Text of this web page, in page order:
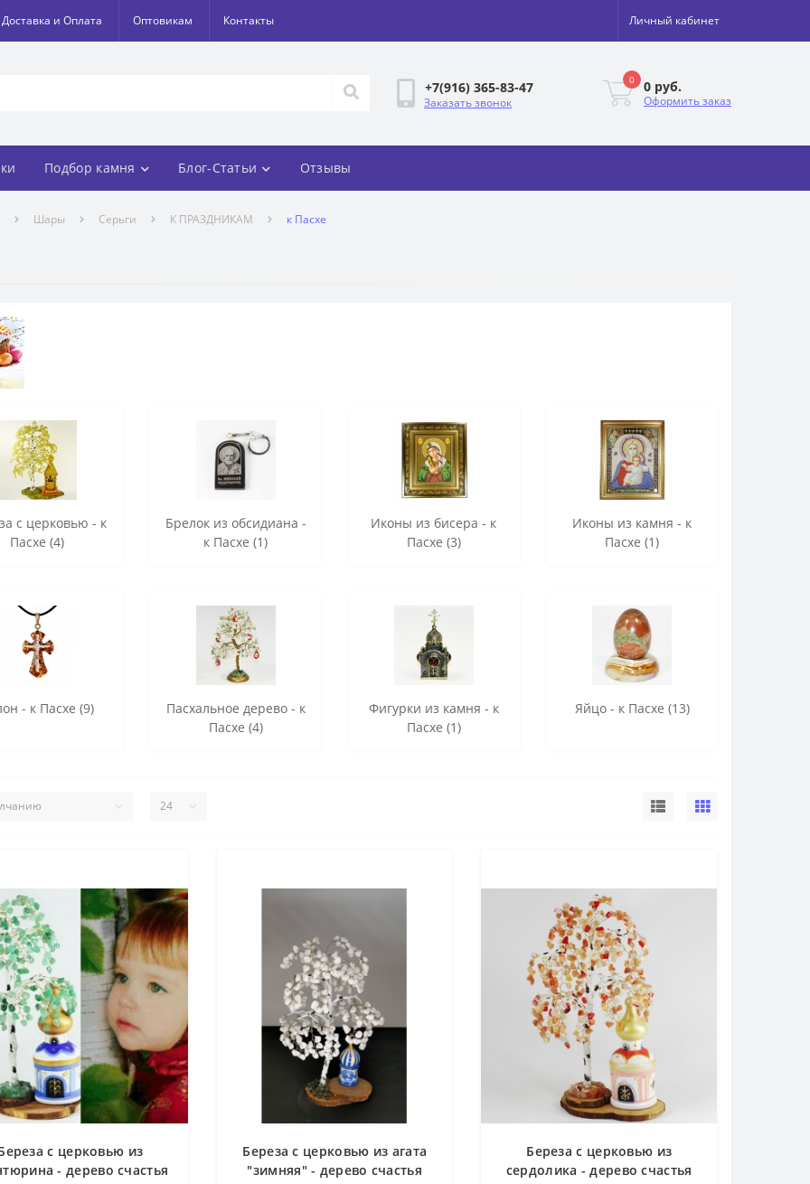
Доставка и Оплата Оптовикам Контакты Личный кабинет
+7(916) 365-83-47
Заказать звонок
0 0 руб.
Оформить заказ
Подбор камня Блог-Статьи Отзывы
Шары Серьги К ПРАЗДНИКАМ к Пасхе
с церковью - к
Пасхе (4)
Брелок из обсидиана -
к Пасхе (1)
Иконы из бисера - к
Пасхе (3)
Иконы из камня - к
Пасхе (1)
- к Пасхе (9)
Пасхальное дерево - к
Пасхе (4)
Фигурки из камня - к
Пасхе (1)
Яйцо - к Пасхе (13)
с церковью из
- дерево счастья
Береза с церковью из агата
"зимняя" - дерево счастья
Береза с церковью из
сердолика - дерево счастья